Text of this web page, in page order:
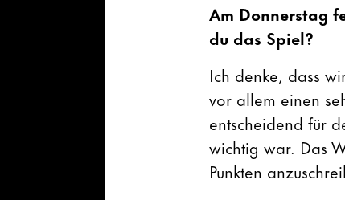
Am Donnerstag
du das Spiel?
Ich denke, dass
vor allem einen
entscheidend für
wichtig war. Das
Punkten